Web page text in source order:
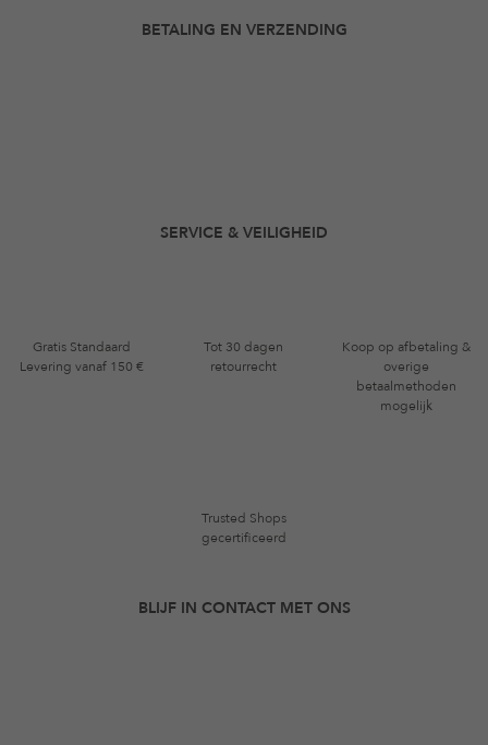
BETALING EN VERZENDING
SERVICE & VEILIGHEID
Gratis Standaard
Levering vanaf 150 €
Tot 30 dagen
retourrecht
Koop op afbetaling &
overige
betaalmethoden
mogelijk
Trusted Shops
gecertificeerd
BLIJF IN CONTACT MET ONS